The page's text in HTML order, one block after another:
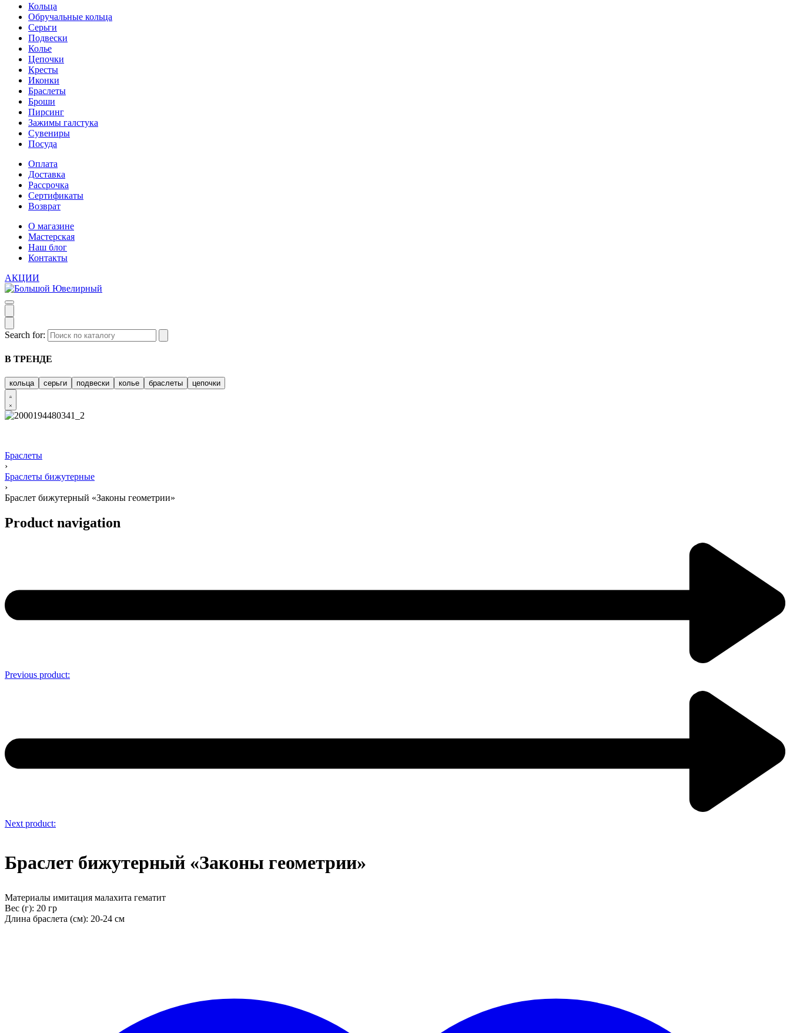
Кольца
Обручальные кольца
Серьги
Подвески
Колье
Цепочки
Кресты
Иконки
Браслеты
Броши
Пирсинг
Зажимы галстука
Сувениры
Посуда
Оплата
Доставка
Рассрочка
Сертификаты
Возврат
О магазине
Мастерская
Наш блог
Контакты
АКЦИИ
Search for:
В ТРЕНДЕ
кольца серьги подвески колье браслеты цепочки
Браслеты
›
Браслеты бижутерные
›
Браслет бижутерный «Законы геометрии»
Product navigation
Previous product:
Next product:
Браслет бижутерный «Законы геометрии»
Материалы имитация малахита гематит
Вес (г): 20 гр
Длина браслета (см): 20-24 см